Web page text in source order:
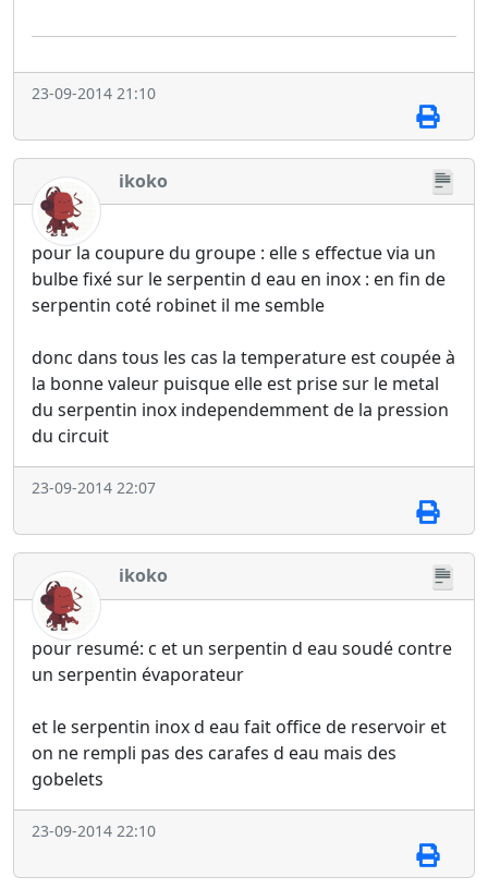
23-09-2014 21:10
ikoko
pour la coupure du groupe : elle s effectue via un
bulbe fixé sur le serpentin d eau en inox : en fin de
serpentin coté robinet il me semble
donc dans tous les cas la temperature est coupée à
la bonne valeur puisque elle est prise sur le metal
du serpentin inox independemment de la pression
du circuit
23-09-2014 22:07
ikoko
pour resumé: c et un serpentin d eau soudé contre
un serpentin évaporateur
et le serpentin inox d eau fait office de reservoir et
on ne rempli pas des carafes d eau mais des
gobelets
23-09-2014 22:10